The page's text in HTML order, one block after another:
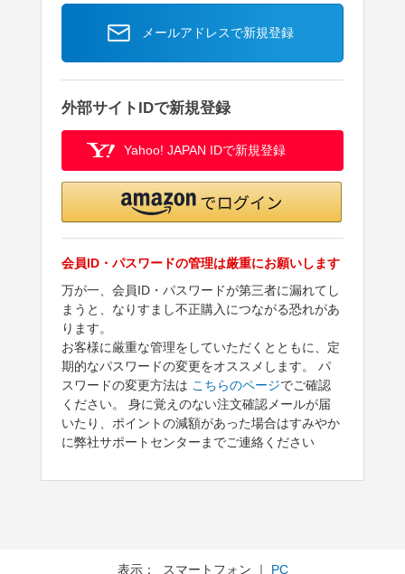
メールアドレスで新規登録
外部サイトIDで新規登録
Yahoo! JAPAN IDで新規登録
会員ID・パスワードの管理は厳重にお願いします
万が一、会員ID・パスワードが第三者に漏れてし
まうと、なりすまし不正購入につながる恐れがあ
ります。
お客様に厳重な管理をしていただくとともに、定
期的なパスワードの変更をオススメします。 パ
スワードの変更方法は こちらのページでご確認
ください。 身に覚えのない注文確認メールが届
いたり、ポイントの減額があった場合はすみやか
に弊社サポートセンターまでご連絡ください
表示： スマートフォン ｜ PC